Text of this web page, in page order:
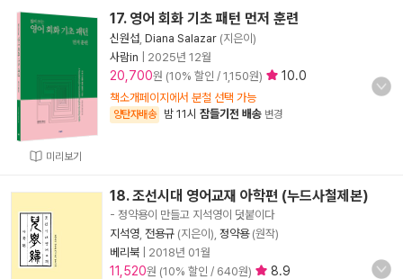
미리보기
17. 영어 회화 기초 패턴 먼저 훈련
신원섭 Diana Salazar (지은이)
사람in
2025년 12월
20,700원 (10% 할인 / 1,150원) 10.0
책소개페이지에서 분철 선택 가능
양탄자배송 밤 11시 잠들기전 배송 변경
18. 조선시대 영어교재 아학편 (누드사철제본)
- 정약용이 만들고 지석영이 덧붙이다
지석영 전용규 (지은이), 정약용(원작)
베리북
2018년 01월
11,520원 (10% 할인 / 640원) 8.9